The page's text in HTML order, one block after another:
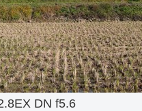
DN f5.6